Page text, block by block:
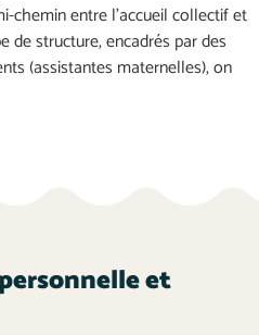
chemin entre l’accueil collectif et
de structure, encadrés par des
(assistantes maternelles), on
et